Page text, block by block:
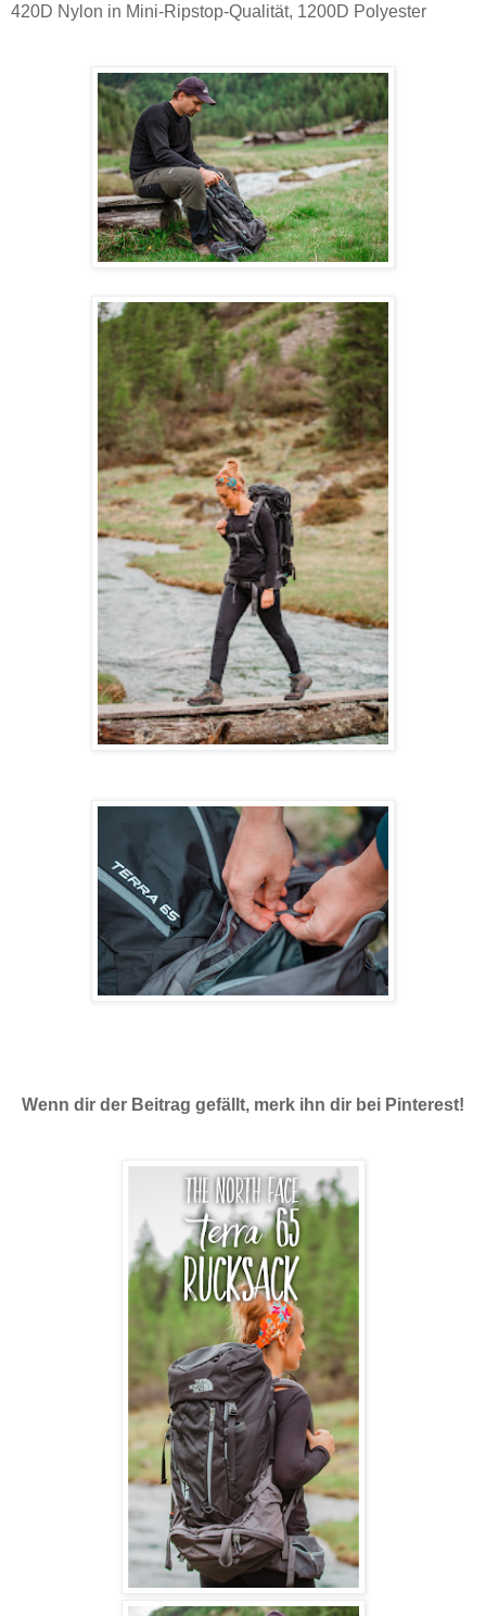
420D Nylon in Mini-Ripstop-Qualität, 1200D Polyester
Wenn dir der Beitrag gefällt, merk ihn dir bei Pinterest!